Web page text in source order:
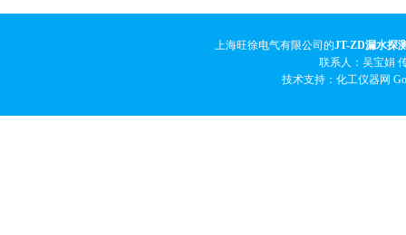
上海旺徐电气有限公司的JT-ZD漏水探
联系人：吴宝娟
技术支持：化工仪器网